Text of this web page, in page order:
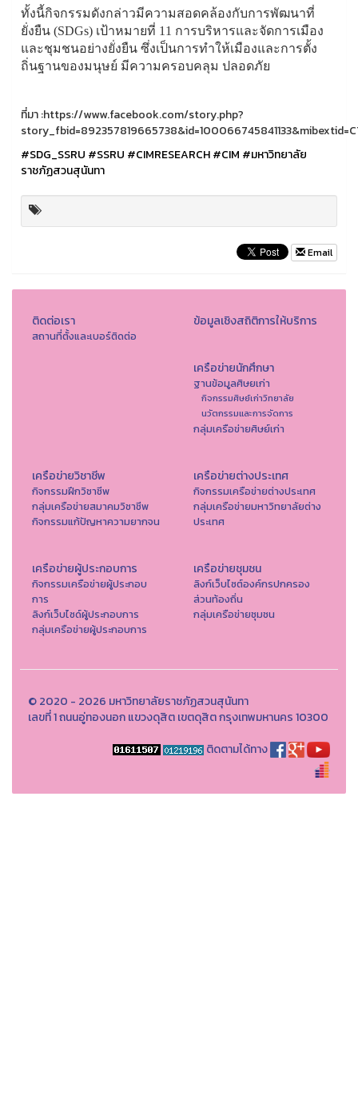
ทั้งนี้กิจกรรมดังกล่าวมีความสอดคล้องกับการพัฒนาที่
ยั่งยืน (SDGs) เป้าหมายที่ 11 การบริหารและจัดการเมือง
และชุมชนอย่างยั่งยืน ซึ่งเป็นการทำให้เมืองและการตั้ง
ถิ่นฐานของมนุษย์ มีความครอบคลุม ปลอดภัย
ที่มา :https://www.facebook.com/story.php?
#SDG_SSRU #SSRU #CIMRESEARCH#CIM #มหาวิทยาลัย
ราชภัฏสวนสุนันทา
Email
ติดต่อเรา
สถานที่ตั้งและเบอร์ติดต่อ
ข้อมูลเชิงสถิติการให้บริการ
เครือข่ายนักศึกษา
ฐานข้อมูลศิษยเก่า
กิจกรรมศิษย์เก่าวิทยาลัย
นวัตกรรมและการจัดการ
กลุ่มเครือข่ายศิษย์เก่า
เครือข่ายวิชาชีพ
กิจกรรมฝึกวิชาชีพ
กลุ่มเครือข่ายสมาคมวิชาชีพ
กิจกรรมแก้ปัญหาความยากจน
เครือข่ายต่างประเทศ
กิจกรรมเครือข่ายต่างประเทศ
กลุ่มเครือข่ายมหาวิทยาลัยต่าง
ประเทศ
เครือข่ายผู้ประกอบการ
กิจกรรมเครือข่ายผู้ประกอบ
การ
ลิงก์เว็บไซด์ผู้ประกอบการ
กลุ่มเครือข่ายผู้ประกอบการ
เครือข่ายชุมชน
ลิงก์เว็บไซต์องค์กรปกครอง
ส่วนท้องถิ่น
กลุ่มเครือข่ายชุมชน
© 2020 - 2026 มหาวิทยาลัยราชภัฏสวนสุนันทา
เลขที่ 1 ถนนอู่ทองนอก แขวงดุสิต เขตดุสิต กรุงเทพมหานคร 10300
ติดตามได้ทาง